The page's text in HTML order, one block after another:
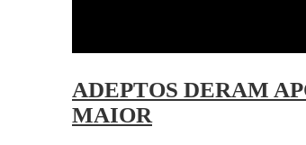
ADEPTOS DERAM
MAIOR